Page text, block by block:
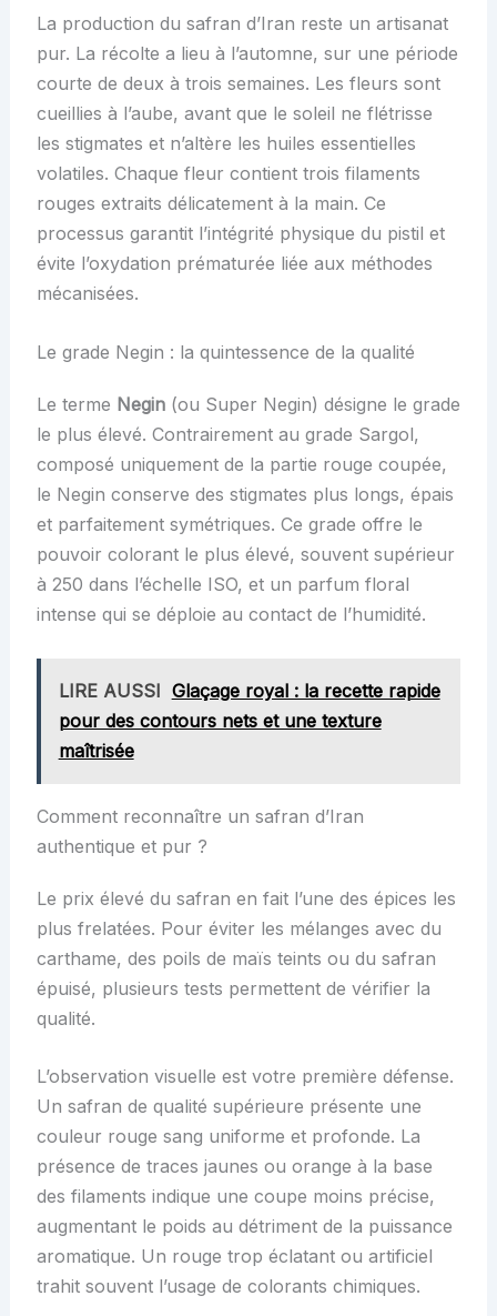
La production du safran d’Iran reste un artisanat
pur. La récolte a lieu à l’automne, sur une période
courte de deux à trois semaines. Les fleurs sont
cueillies à l’aube, avant que le soleil ne flétrisse
les stigmates et n’altère les huiles essentielles
volatiles. Chaque fleur contient trois filaments
rouges extraits délicatement à la main. Ce
processus garantit l’intégrité physique du pistil et
évite l’oxydation prématurée liée aux méthodes
mécanisées.
Le grade Negin : la quintessence de la qualité
Le terme Negin(ou Super Negin) désigne le grade
le plus élevé. Contrairement au grade Sargol,
composé uniquement de la partie rouge coupée,
le Negin conserve des stigmates plus longs, épais
et parfaitement symétriques. Ce grade offre le
pouvoir colorant le plus élevé, souvent supérieur
à 250 dans l’échelle ISO, et un parfum floral
intense qui se déploie au contact de l’humidité.
LIRE AUSSI Glaçage royal : la recette rapide
pour des contours nets et une texture
maîtrisée
Comment reconnaître un safran d’Iran
authentique et pur ?
Le prix élevé du safran en fait l’une des épices les
plus frelatées. Pour éviter les mélanges avec du
carthame, des poils de maïs teints ou du safran
épuisé, plusieurs tests permettent de vérifier la
qualité.
L’observation visuelle est votre première défense.
Un safran de qualité supérieure présente une
couleur rouge sang uniforme et profonde. La
présence de traces jaunes ou orange à la base
des filaments indique une coupe moins précise,
augmentant le poids au détriment de la puissance
aromatique. Un rouge trop éclatant ou artificiel
trahit souvent l’usage de colorants chimiques.